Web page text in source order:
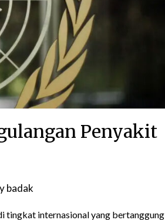
Penyakit
badak
tingkat internasional yang bertanggung